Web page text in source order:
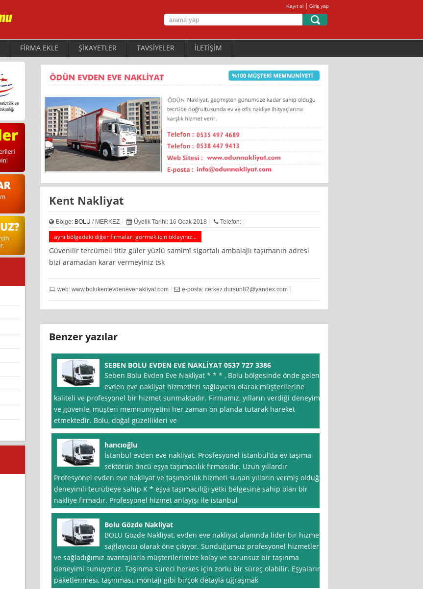
Kayıt ol | Giriş yap
FİRMA EKLE ŞİKAYETLER TAVSİYELER İLETİŞİM
Kent Nakliyat
Bölge: BOLU / MERKEZ Üyelik Tarihi: 16 Ocak 2018 Telefon:
aynı bölgedeki diğer firmaları görmek için tıklayınız...
Güvenilir tercümeli titiz güler yüzlü samimî sigortalı ambalajlı taşımanın adresi
bizi aramadan karar vermeyiniz tsk
web: www.bolukentevdenevenakliyat.com e-posta: cerkez.dursun82@yandex.com
Benzer yazılar
SEBEN BOLU EVDEN EVE NAKLİYAT 0537 727 3386
Seben Bolu Evden Eve Nakli̇yat * * * , Bolu bölgesinde önde gelen
evden eve nakliyat hizmetleri sağlayıcısı olarak müşterilerine
kaliteli ve profesyonel bir hizmet sunmaktadır. Firmamız, yılların verdiği deneyim
ve güvenle, müşteri memnuniyetini her zaman ön planda tutarak hareket
etmektedir. Bolu, doğal güzellikleri ve
hancıoğlu
İstanbul evden eve nakliyat. Prosfesyonel istanbul’da ev taşıma
sektörün öncü eşya taşımacılık firmasıdır. Uzun yıllardır
Profesyonel evden eve nakliyat ve taşımacılık hizmeti sunan yılların vermiş olduğu
deneyimli tecrübeye sahip K * eşya taşımacılığı yetki belgesine sahip olan bir
nakliye firmadır. Profesyonel hizmet anlayışı ile istanbul
Bolu Gözde Nakliyat
BOLU Gözde Nakliyat, evden eve nakliyat alanında lider bir hizmet
sağlayıcısı olarak öne çıkıyor. Sunduğumuz profesyonel hizmetler
ve sağladığımız avantajlarla müşterilerimize kolay ve sorunsuz bir taşınma
deneyimi sunuyoruz. Taşınma süreci herkes için zorlu bir süreç olabilir. Eşyaların
paketlenmesi, taşınması, montajı gibi birçok detayla uğraşmak